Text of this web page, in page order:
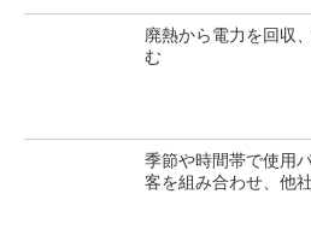
廃熱から電力を回収
む
季節や時間帯で使用
客を組み合わせ、他